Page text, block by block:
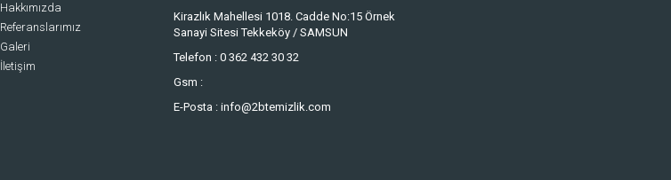
Hakkımızda
Referanslarımız
Galeri
İletişim
Kirazlık Mahellesi 1018. Cadde No:15 Örnek
Sanayi Sitesi Tekkeköy / SAMSUN
Telefon : 0 362 432 30 32
Gsm :
E-Posta : info@2btemizlik.com